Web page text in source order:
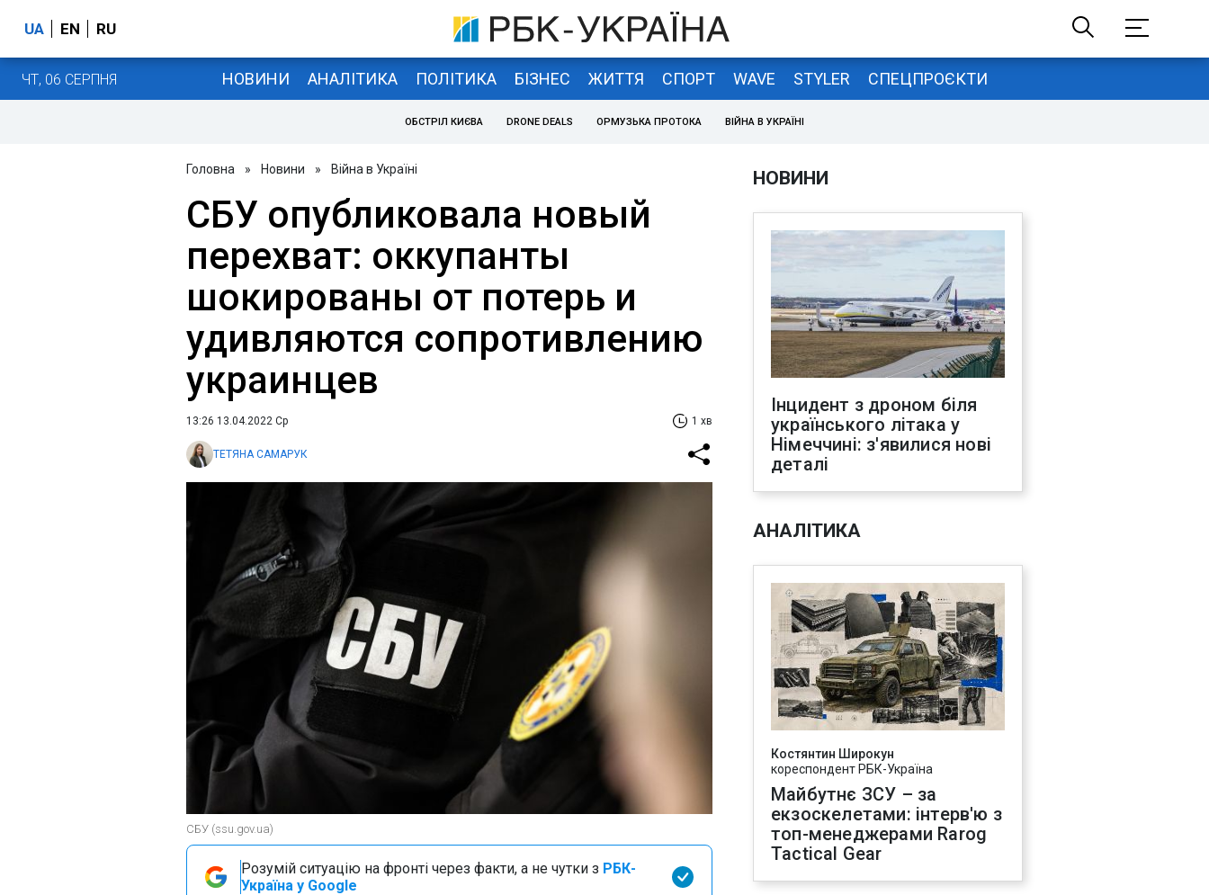
UA EN RU
ЧТ, 06 СЕРПНЯ НОВИНИ АНАЛІТИКА ПОЛІТИКА БІЗНЕС ЖИТТЯ СПОРТ WAVE STYLER СПЕЦПРОЄКТИ
ОБСТРІЛ КИЄВА DRONE DEALS ОРМУЗЬКА ПРОТОКА ВІЙНА В УКРАЇНІ
Головна » Новини » Війна в Україні
СБУ опубликовала новый
перехват: оккупанты
шокированы от потерь и
удивляются сопротивлению
украинцев
13:26 13.04.2022 Ср 1 хв
ТЕТЯНА САМАРУК
СБУ (ssu.gov.ua)
Розумій ситуацію на фронті через факти, а не чутки з РБК-
Україна у Google
НОВИНИ
Інцидент з дроном біля
українського літака у
Німеччині: з'явилися нові
деталі
АНАЛІТИКА
Костянтин Широкун
кореспондент РБК-Україна
Майбутнє ЗСУ – за
екзоскелетами: інтерв'ю з
топ-менеджерами Rarog
Tactical Gear